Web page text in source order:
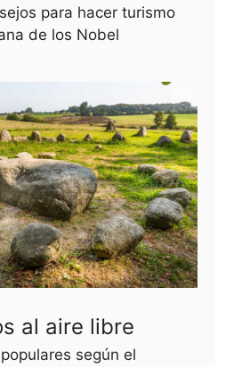
para hacer turismo
de los Nobel
al aire libre
según el